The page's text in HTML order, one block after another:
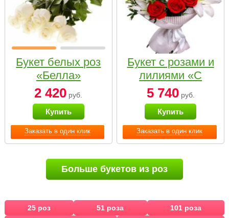
Заказать в один клик
Букет белых роз
«Белла»
2 420 руб.
Купить
Заказать в один клик
Букет с розами и
лилиями «С
наилучшими
пожеланиями»
5 740руб.
Купить
Больше букетов из роз
25 роз 51 роза
101 роза